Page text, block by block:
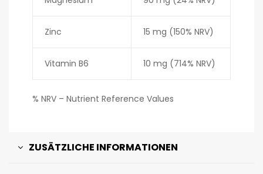
Zinc 15 mg (150% NRV)
Vitamin B6 10 mg (714% NRV)
% NRV – Nutrient Reference Values
ZUSÄTZLICHE INFORMATIONEN